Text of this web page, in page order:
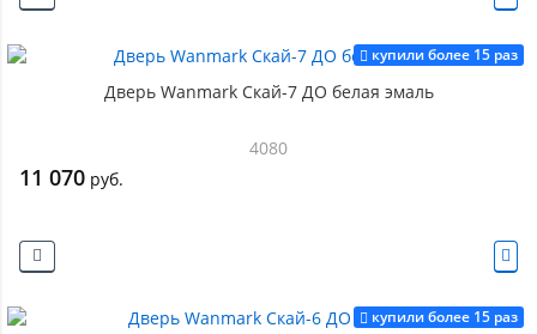
купили более 15 раз
Дверь Wanmark Скай-7 ДО белая эмаль
4080
11 070 руб.
купили более 15 раз